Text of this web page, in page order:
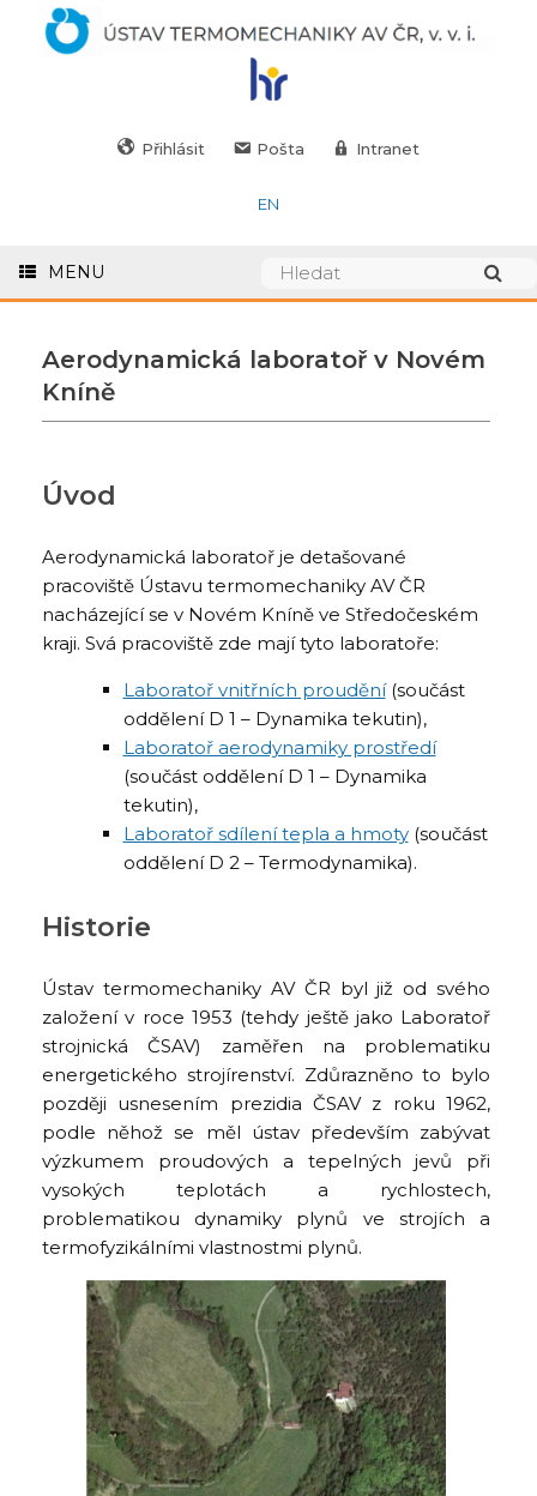
Přihlásit Pošta Intranet
EN
MENU
Aerodynamická laboratoř v Novém
Kníně
Úvod
Aerodynamická laboratoř je detašované
pracoviště Ústavu termomechaniky AV ČR
nacházející se v Novém Kníně ve Středočeském
kraji. Svá pracoviště zde mají tyto laboratoře:
Laboratoř vnitřních proudění(součást
oddělení D 1 – Dynamika tekutin),
Laboratoř aerodynamiky prostředí
(součást oddělení D 1 – Dynamika
tekutin),
Laboratoř sdílení tepla a hmoty(součást
oddělení D 2 – Termodynamika).
Historie
Ústav termomechaniky AV ČR byl již od svého
založení v roce 1953 (tehdy ještě jako Laboratoř
strojnická ČSAV) zaměřen na problematiku
energetického strojírenství. Zdůrazněno to bylo
později usnesením prezidia ČSAV z roku 1962,
podle něhož se měl ústav především zabývat
výzkumem proudových a tepelných jevů při
vysokých teplotách a rychlostech,
problematikou dynamiky plynů ve strojích a
termofyzikálními vlastnostmi plynů.